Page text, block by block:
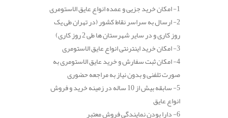
1- امکان خرید جزیی و عمده انواع عایق الاستومری
2- ارسال به سراسر نقاط کشور (در تهران طی یک
روز کاری و در سایر شهرستان ها طی 2 روز کاری)
3- امکان خرید اینترنتی انواع عایق الاستومری
4- امکان ثبت سفارش و خرید عایق الاستومری به
صورت تلفنی و بدون نیاز به مراجعه حضوری
5- سابقه بیش از 10 ساله در زمینه خرید و فروش
انواع عایق
6- دارا بودن نمایندگی فروش معتبر